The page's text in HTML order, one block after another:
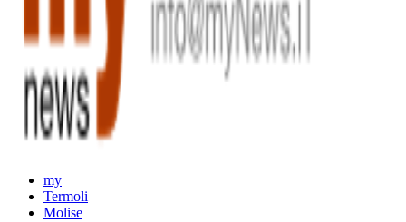
my
Termoli
Molise